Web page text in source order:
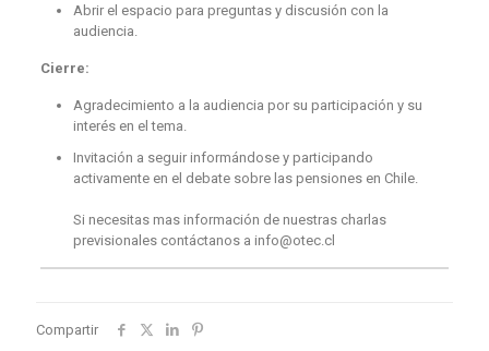
Abrir el espacio para preguntas y discusión con la
audiencia.
Cierre:
Agradecimiento a la audiencia por su participación y su
interés en el tema.
Invitación a seguir informándose y participando
activamente en el debate sobre las pensiones en Chile.
Si necesitas mas información de nuestras charlas
previsionales contáctanos a info@otec.cl
Compartir